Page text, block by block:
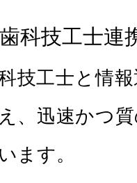
歯科技工士連
技工士と情
、迅速かつ
ます。